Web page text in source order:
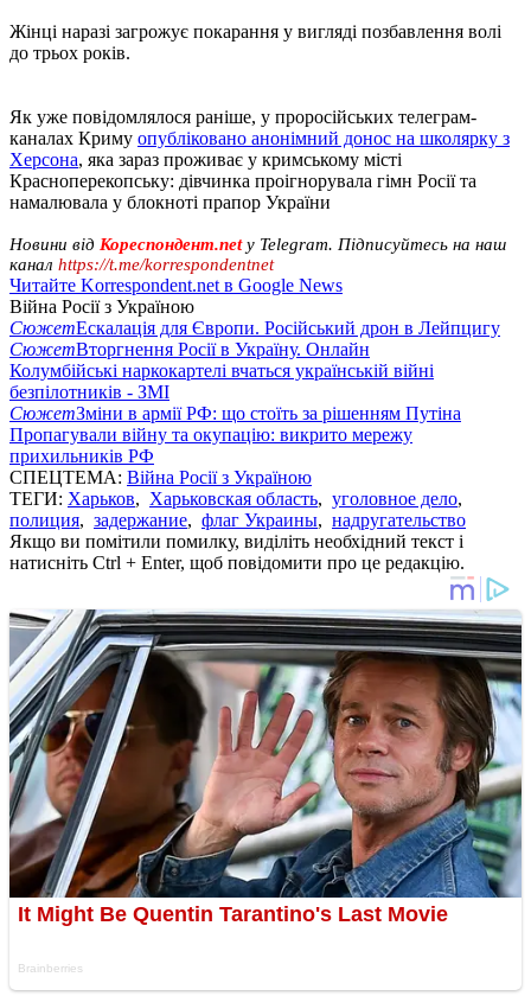
Жінці наразі загрожує покарання у вигляді позбавлення волі
до трьох років.
Як уже повідомлялося раніше, у проросійських телеграм-
каналах Криму опубліковано анонімний донос на школярку з
Херсона, яка зараз проживає у кримському місті
Красноперекопську: дівчинка проігнорувала гімн Росії та
намалювала у блокноті прапор України
Новини від Кореспондент.netу Telegram. Підписуйтесь на наш
канал https://t.me/korrespondentnet
Читайте Korrespondent.net в Google News
Війна Росії з Україною
СюжетЕскалація для Європи. Російський дрон в Лейпцигу
СюжетВторгнення Росії в Україну. Онлайн
Колумбійські наркокартелі вчаться українській війні
безпілотників - ЗМІ
СюжетЗміни в армії РФ: що стоїть за рішенням Путіна
Пропагували війну та окупацію: викрито мережу
прихильників РФ
СПЕЦТЕМА: Війна Росії з Україною
ТЕГИ: Харьков, Харьковская область, уголовное дело,
полиция, задержание, флаг Украины, надругательство
Якщо ви помітили помилку, виділіть необхідний текст і
натисніть Ctrl + Enter, щоб повідомити про це редакцію.